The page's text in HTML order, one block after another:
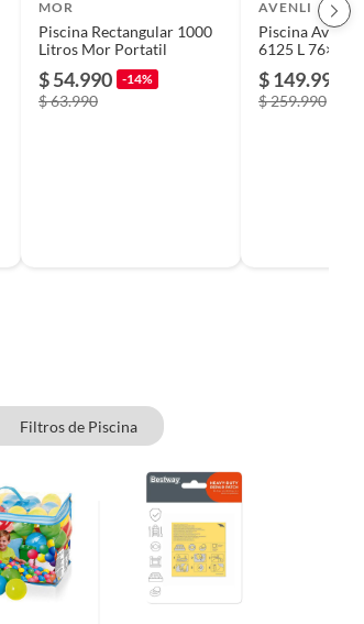
MOR
Piscina Rectangular 1000
Litros Mor Portatil
$ 54.990 -14%
$ 63.990
AVENLI
Piscina Avenli
6125 L 76×360
$ 149.990
$ 259.990
Filtros de Piscina